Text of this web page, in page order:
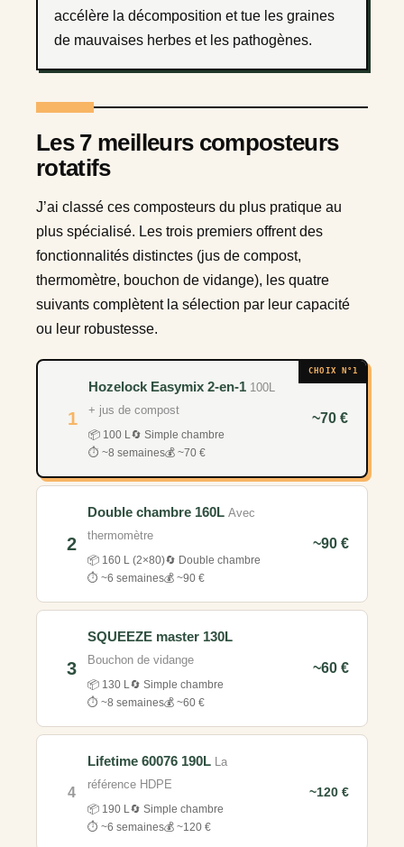
accélère la décomposition et tue les graines
de mauvaises herbes et les pathogènes.
Les 7 meilleurs composteurs
rotatifs
J’ai classé ces composteurs du plus pratique au
plus spécialisé. Les trois premiers offrent des
fonctionnalités distinctes (jus de compost,
thermomètre, bouchon de vidange), les quatre
suivants complètent la sélection par leur capacité
ou leur robustesse.
CHOIX N°1
1
Hozelock Easymix 2-en-1 100L
+ jus de compost
📦 100 L 🔄 Simple chambre
⏱️ ~8 semaines💰 ~70 €
~70 €
2
Double chambre 160L Avec
thermomètre
📦 160 L (2×80)🔄 Double chambre
⏱️ ~6 semaines💰 ~90 €
~90 €
3
SQUEEZE master 130L
Bouchon de vidange
📦 130 L 🔄 Simple chambre
⏱️ ~8 semaines💰 ~60 €
~60 €
4
Lifetime 60076 190L La
référence HDPE
📦 190 L 🔄 Simple chambre
⏱️ ~6 semaines💰 ~120 €
~120 €